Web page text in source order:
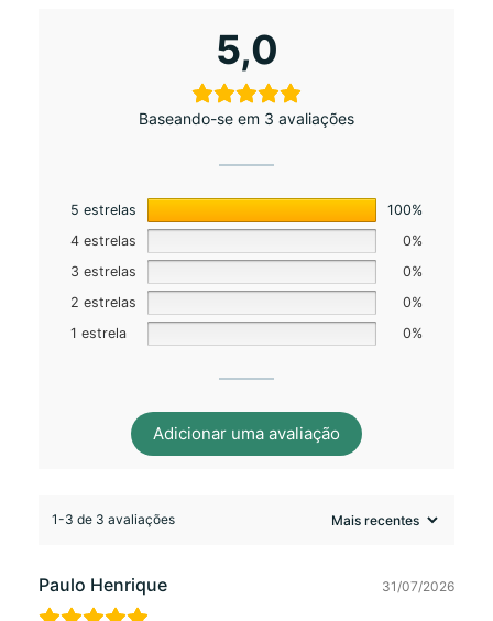
5,0
Baseando-se em 3 avaliações
5 estrelas
100%
4 estrelas
0%
3 estrelas
0%
2 estrelas
0%
1 estrela
0%
Adicionar uma avaliação
1-3 de 3 avaliações
Paulo Henrique 31/07/2026